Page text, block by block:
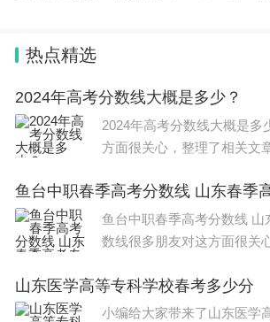
热点精选
2024年高考分数线大概是多少？
2024年高考分数线大概是多
方面很关心，整理了相关文
少？ 背景介绍 高考是每个学生都会经历的大
事，其中最关心的当属分数
鱼台中职春季高考分数线 山东春季
鱼台中职春季高考分数线 山
数线很多朋友对这方面很关
季高考专科分数线是150分。 春季高考是为缓解
夏季高考压力，带给考
山东医学高等专科学校春考多少分
小编给大家带来了山东医学